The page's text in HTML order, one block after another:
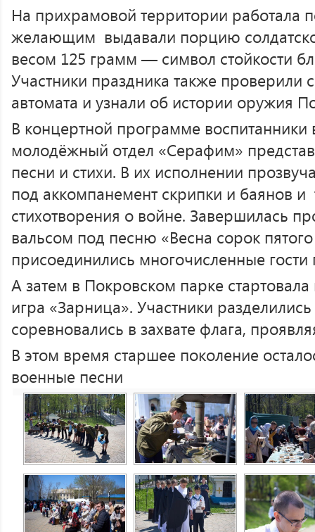
На прихрамовой территории работала
желающим выдавали порцию
весом 125 грамм — символ стойкости
Участники праздника также проверили
автомата и узнали об истории оружия
В концертной программе
молодёжный отдел «Серафим»
песни и стихи. В их исполнении
под аккомпанемент скрипки и баянов и
стихотворения о войне. Завершилась
вальсом под песню «Весна сорок
присоединились многочисленные гости
А затем в Покровском парке
игра «Зарница». Участники
соревновались в захвате флага,
В этом время старшее поколение
военные песни